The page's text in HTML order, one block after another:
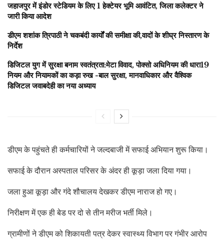
जहाजपुर में इंडोर स्टेडियम के लिए 1 हेक्टेयर भूमि आवंटित, जिला कलेक्टर ने
जारी किया आदेश
डीएम शशांक त्रिपाठी ने चकबंदी कार्यों की समीक्षा की,वादों के शीघ्र निस्तारण के
निर्देश
डिजिटल युग में सुरक्षा बनाम स्वतंत्रता:मेटा विवाद, पोक्सो अधिनियम की धारा19
नियम और नियामकों का कड़ा रुख -बाल सुरक्षा, मानवाधिकार और वैश्विक
डिजिटल जवाबदेही का नया अध्याय
डीएम के पहुंचते ही कर्मचारियों ने जल्दबाजी में सफाई अभियान शुरू किया।
सफाई के दौरान अस्पताल परिसर के अंदर ही कूड़ा जला दिया गया।
जला हुआ कूड़ा और गंदे शौचालय देखकर डीएम नाराज हो गए।
निरीक्षण में एक ही बेड पर दो से तीन मरीज भर्ती मिले।
ग्रामीणों ने डीएम को शिकायती पत्र देकर स्वास्थ्य विभाग पर गंभीर आरोप